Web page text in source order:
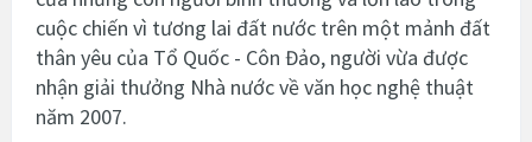
cuộc chiến vì tương lai đất nước trên một mảnh đất
thân yêu của Tổ Quốc - Côn Đảo, người vừa được
nhận giải thưởng Nhà nước về văn học nghệ thuật
năm 2007.